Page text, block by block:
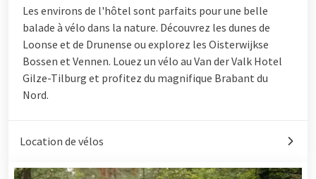
Les environs de l'hôtel sont parfaits pour une belle
balade à vélo dans la nature. Découvrez les dunes de
Loonse et de Drunense ou explorez les Oisterwijkse
Bossen et Vennen. Louez un vélo au Van der Valk Hotel
Gilze-Tilburg et profitez du magnifique Brabant du
Nord.
Location de vélos